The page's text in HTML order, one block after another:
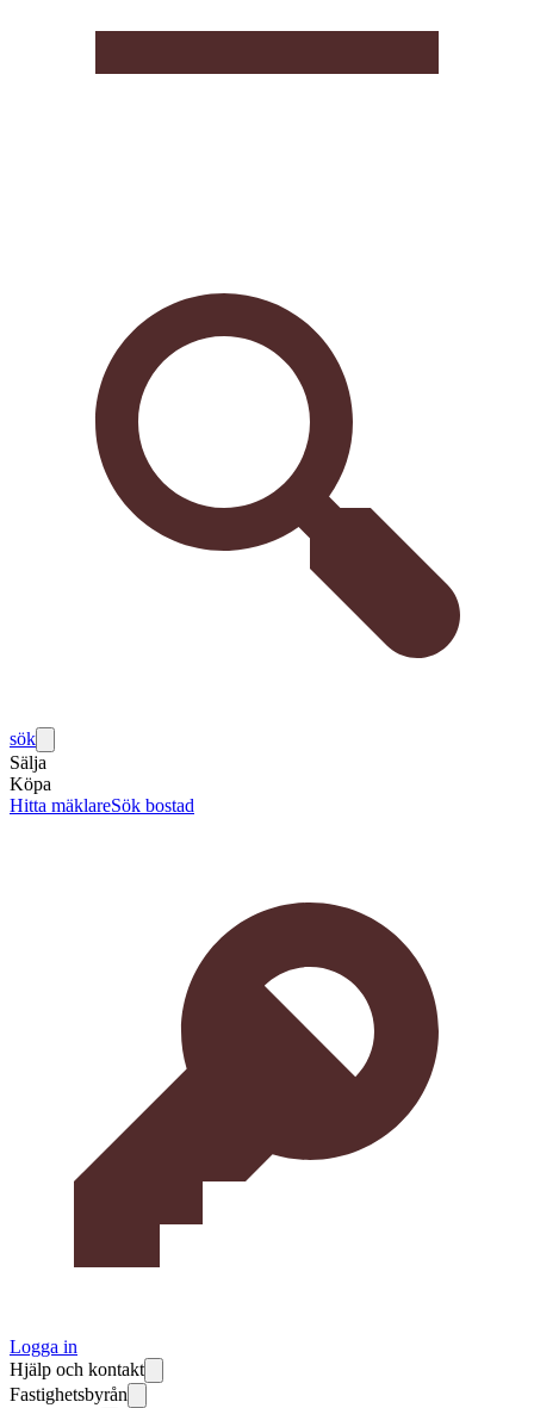
sök
Sälja
Köpa
Hitta mäklareSök bostad
Logga in
Hjälp och kontakt
Fastighetsbyrån